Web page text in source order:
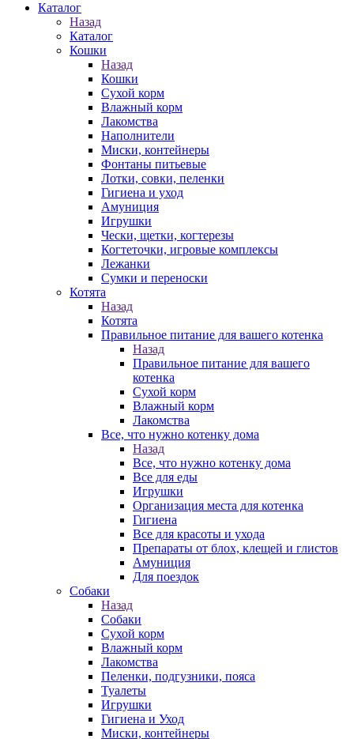
Каталог
Назад
Каталог
Кошки
Назад
Кошки
Сухой корм
Влажный корм
Лакомства
Наполнители
Миски, контейнеры
Фонтаны питьевые
Лотки, совки, пеленки
Гигиена и уход
Амуниция
Игрушки
Чески, щетки, когтерезы
Когтеточки, игровые комплексы
Лежанки
Сумки и переноски
Котята
Назад
Котята
Правильное питание для вашего котенка
Назад
Правильное питание для вашего
котенка
Сухой корм
Влажный корм
Лакомства
Все, что нужно котенку дома
Назад
Все, что нужно котенку дома
Все для еды
Игрушки
Организация места для котенка
Гигиена
Все для красоты и ухода
Препараты от блох, клещей и глистов
Амуниция
Для поездок
Собаки
Назад
Собаки
Сухой корм
Влажный корм
Лакомства
Пеленки, подгузники, пояса
Туалеты
Игрушки
Гигиена и Уход
Миски, контейнеры